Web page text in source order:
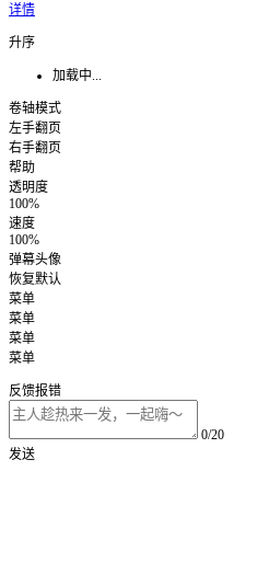
详情
升序
加载中...
卷轴模式
左手翻页
右手翻页
帮助
透明度
100%
速度
100%
弹幕头像
恢复默认
菜单
菜单
菜单
菜单
反馈报错
0/20
发送